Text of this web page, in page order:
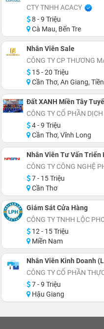
CTY TNHH ACACY
8 - 9 Triệu
Cà Mau, Bến Tre
Nhân Viên Sale
CÔNG TY CP THƯƠNG
15 - 20 Triệu
Cần Thơ, An Giang, Tiền Giang, Sóc Trăng, Trà Vinh,
CÔNG TY CỔ PHẦN
4 - 9 Triệu
Cần Thơ, Vĩnh Long
Nhân Viên Tư Vấn Triển
CÔNG TY CÔNG NGHỆ
7 - 15 Triệu
Cần Thơ
Giám Sát Cửa Hàng
CÔNG TY TNHH LỘC
12 - 15 Triệu
Miền Nam
Nhân Viên Kinh Doanh
CÔNG TY CỔ PHẦN
7 - 9 Triệu
Hậu Giang